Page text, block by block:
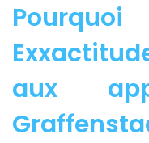
aux